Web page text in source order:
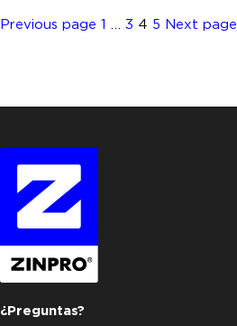
Posts
Previous page Page
1 … Page
3 Page
4 Page
5 Next page
¿Preguntas?